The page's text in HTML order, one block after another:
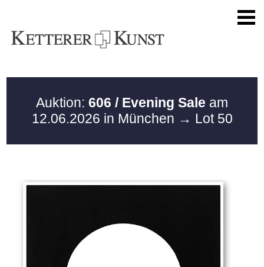
Auktion: 606 / Evening Sale am
12.06.2026 in München → Lot 50